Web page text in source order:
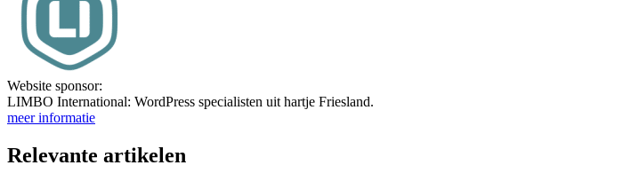
Website sponsor:
LIMBO International: WordPress specialisten uit hartje Friesland.
meer informatie
Relevante artikelen